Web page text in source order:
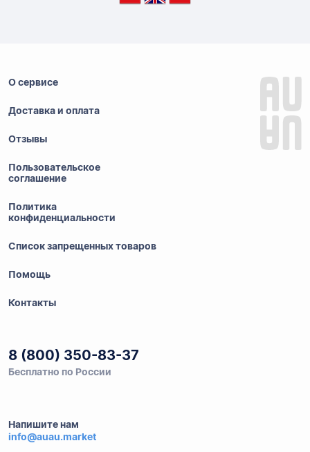
О сервисе
Доставка и оплата
Отзывы
Пользовательское
соглашение
Политика
конфиденциальности
Список запрещенных товаров
Помощь
Контакты
8 (800) 350-83-37
Бесплатно по России
Напишите нам
info@auau.market